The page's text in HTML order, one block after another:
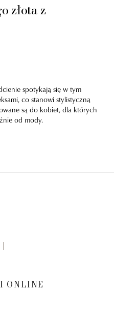
złota z
spotykają się w tym
co stanowi stylistyczną
są do kobiet, dla których
od mody.
ONLINE